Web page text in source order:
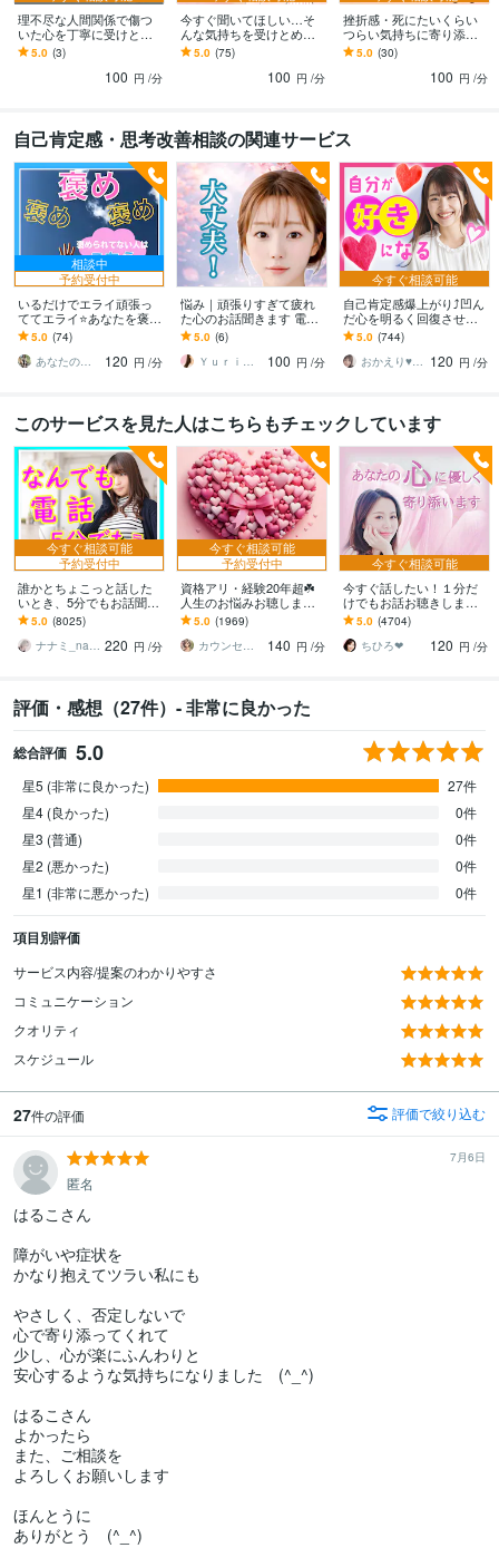
理不尽な人間関係で傷つ
いた心を丁寧に受けとめ
ます 気持ちをわかってほ
しい/もう頑張れない/心が
限界な繊細さんへ
5.0 (3)
100 円 /分
今すぐ聞いてほしい…そ
んな気持ちを受けとめま
す 言葉にならない想い
も、そのままで大丈夫。5
5.0 (75)
100 円 /分
挫折感・死にたいくらい
つらい気持ちに寄り添い
ます 一人で抱えきれない
ほどのつらさや苦しみ丁
寧に受けとめます
5.0 (30)
100 円 /分
自己肯定感・思考改善相談の関連サービス
相談中
予約受付中
いるだけでエライ頑張っ
ててエライ⭐あなたを褒め
ます 時には絶対的に褒め
られよう♡褒め褒めセル
フコンパッション+1
5.0 (74)
あなたのサポーター⭐えみ
120 円 /分
悩み｜頑張りすぎて疲れ
た心のお話聞きます 電話
相談／悩み相談／人間関
係／自己肯定感／モヤモ
ヤ解消
5.0 (6)
Ｙｕｒｉｋａ＊
100 円 /分
今すぐ相談可能
自己肯定感爆上がり⤴︎凹ん
だ心を明るく回復させま
す 本来のあなたの素敵を
超発掘✨あふれる愛情で褒
めちぎります❤️
5.0 (744)
おかえり♥️岡えり子 120 円 /分
このサービスを見た人はこちらもチェックしています
今すぐ相談可能
予約受付中
誰かとちょこっと話した
いとき、5分でもお話聞き
ます 疲れた～、でもカウ
ンセリングじゃない、な
んとなく雑談聞いて～
5.0 (8025)
ナナミ_nanami 220 円 /分
今すぐ相談可能
予約受付中
資格アリ・経験20年超☘️
人生のお悩みお聴します
鬱・HSP・介護障害・毒
親・恋愛・仕事・育児・
占い依存etc
5.0 (1969)
カウンセリング事務所☘️オフィスカノン
140 円 /分
今すぐ相談可能
今すぐ話したい！１分だ
けでもお話お聴きします
秘密でも、悩みでも、甘
えたいな～でも何でもOK
です♪
5.0 (4704)
ちひろ❤
120 円 /分
評価・感想（27件）- 非常に良かった
総合評価 5.0
星5 (非常に良かった)
27件
星4 (良かった)
0件
星3 (普通)
0件
星2 (悪かった)
0件
星1 (非常に悪かった)
0件
項目別評価
サービス内容/提案のわかりやすさ
コミュニケーション
クオリティ
スケジュール
27件の評価 評価で絞り込む
7月6日
匿名
はるこさん
障がいや症状を
かなり抱えてツラい私にも
やさしく、否定しないで
心で寄り添ってくれて
少し、心が楽にふんわりと
安心するような気持ちになりました　(^_^)
はるこさん
よかったら
また、ご相談を
よろしくお願いします
ほんとうに
ありがとう　(^_^)